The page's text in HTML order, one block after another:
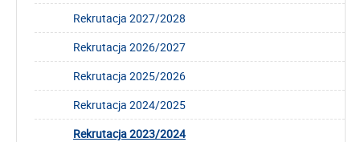
Rekrutacja 2027/2028
Rekrutacja 2026/2027
Rekrutacja 2025/2026
Rekrutacja 2024/2025
Rekrutacja 2023/2024